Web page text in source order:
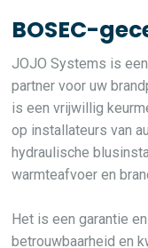
BOSEC-
JOJO Systems is
partner voor uw
is een vrijwillig
op installateurs van
hydraulische
warmteafvoer en
Het is een garantie
betrouwbaarheid en